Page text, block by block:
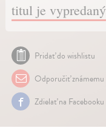
titul je vypredaný
Pridať do wishlistu
Odporučiť známemu
Zdielať na Facebooku